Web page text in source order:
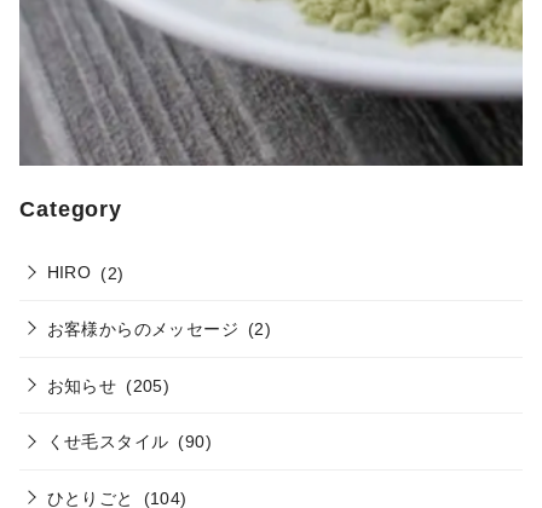
Category
HIRO (2)
お客様からのメッセージ (2)
お知らせ (205)
くせ毛スタイル (90)
ひとりごと (104)